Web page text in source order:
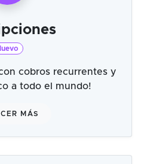
cobros recurrentes y
a todo el mundo!
MÁS